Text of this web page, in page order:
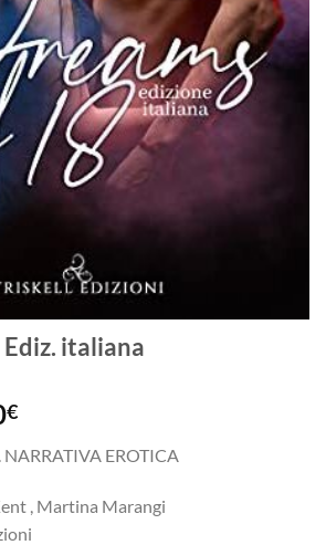
italiana
€Il
attuale
è:
12,40€.
NARRATIVA EROTICA
, Martina Marangi